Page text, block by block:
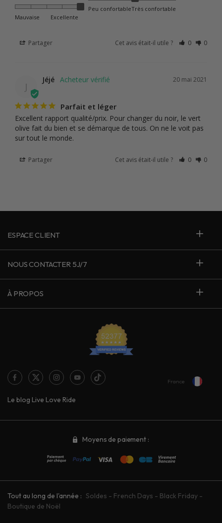
Mauvaise Excellente
Peu confortableTrès confortable
Partager Cet avis était-il utile ? 0 0
J
20 mai 2021
Jéjé
Parfait et léger
Excellent rapport qualité/prix. Pour changer du noir, le vert
olive fait du bien et se démarque de tous. On ne le voit pas
sur tout le monde.
Partager Cet avis était-il utile ? 0 0
ESPACE CLIENT
NOUS CONTACTER 5J/7
À PROPOS
Le blog Live Love Ride
France
Moyens de paiement :
Tout au long de l'année : Soldes - French Days - Black Friday -
Boutique de Noël